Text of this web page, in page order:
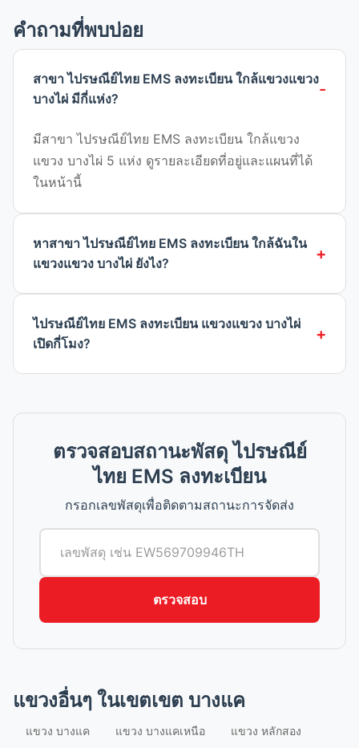
คำถามที่พบบ่อย
สาขา ไปรษณีย์ไทย EMS ลงทะเบียน ใกล้แขวงแขวง
บางไผ่ มีกี่แห่ง?
มีสาขา ไปรษณีย์ไทย EMS ลงทะเบียน ใกล้แขวง
แขวง บางไผ่ 5 แห่ง ดูรายละเอียดที่อยู่และแผนที่ได้
ในหน้านี้
หาสาขา ไปรษณีย์ไทย EMS ลงทะเบียน ใกล้ฉันใน
แขวงแขวง บางไผ่ ยังไง?
ไปรษณีย์ไทย EMS ลงทะเบียน แขวงแขวง บางไผ่
เปิดกี่โมง?
ตรวจสอบสถานะพัสดุ ไปรษณีย์
ไทย EMS ลงทะเบียน
กรอกเลขพัสดุเพื่อติดตามสถานะการจัดส่ง
ตรวจสอบ
แขวงอื่นๆ ในเขตเขต บางแค
แขวง บางแค แขวง บางแคเหนือ แขวง หลักสอง